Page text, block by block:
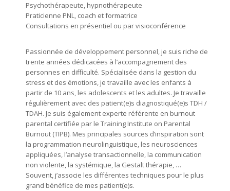
Psychothérapeute, hypnothérapeute
Praticienne PNL, coach et formatrice
Consultations en présentiel ou par visioconférence
Passionnée de développement personnel, je suis riche de
trente années dédicacées à l’accompagnement des
personnes en difficulté. Spécialisée dans la gestion du
stress et des émotions, je travaille avec les enfants à
partir de 10 ans, les adolescents et les adultes. Je travaille
régulièrement avec des patient(e)s diagnostiqué(e)s TDH /
TDAH. Je suis également experte référente en burnout
parental certifiée par le Training Institute on Parental
Burnout (TIPB). Mes principales sources d’inspiration sont
la programmation neurolinguistique, les neurosciences
appliquées, l’analyse transactionnelle, la communication
non violente, la systémique, la Gestalt thérapie, …
Souvent, j’associe les différentes techniques pour le plus
grand bénéfice de mes patient(e)s.